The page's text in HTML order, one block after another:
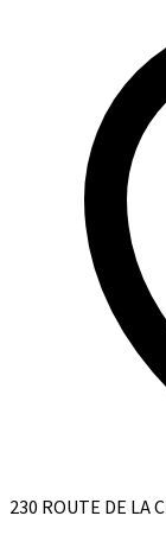
230 ROUTE DE LA